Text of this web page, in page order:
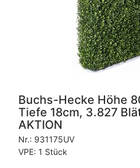
Buchs-Hecke Höhe
Tiefe 18cm, 3.827
AKTION
Nr.: 931175UV
VPE: 1 Stück